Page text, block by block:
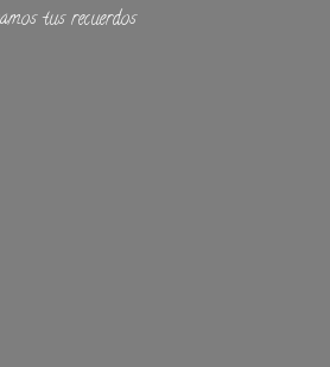
tus recuerdos